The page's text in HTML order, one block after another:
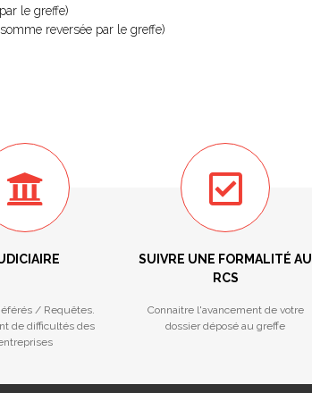
le greffe)
reversée par le greffe)
/ Requêtes.
de difficultés des
SUIVRE UNE FORMALITÉ AU
RCS
Connaitre l'avancement de votre
dossier déposé au greffe